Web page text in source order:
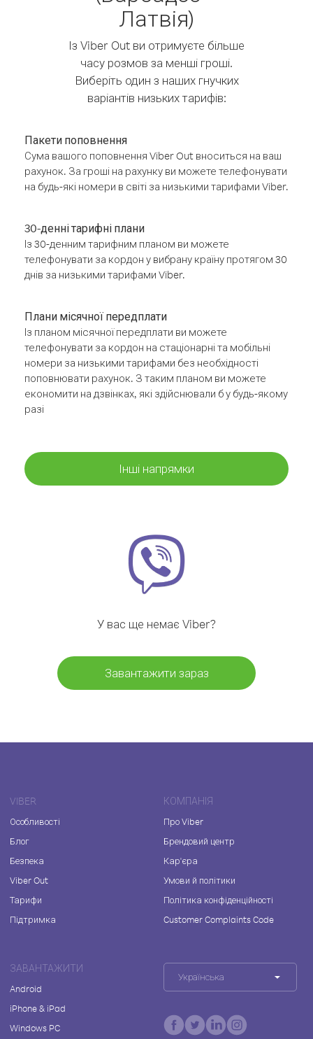
Латвія)
Із Viber Out ви отримуєте більше
часу розмов за менші гроші.
Виберіть один з наших гнучких
варіантів низьких тарифів:
Пакети поповнення
Сума вашого поповнення Viber Out вноситься на ваш
рахунок. За гроші на рахунку ви можете телефонувати
на будь-які номери в світі за низькими тарифами Viber.
30-денні тарифні плани
Із 30-денним тарифним планом ви можете
телефонувати за кордон у вибрану країну протягом 30
днів за низькими тарифами Viber.
Плани місячної передплати
Із планом місячної передплати ви можете
телефонувати за кордон на стаціонарні та мобільні
номери за низькими тарифами без необхідності
поповнювати рахунок. З таким планом ви можете
економити на дзвінках, які здійснювали б у будь-якому
разі
Інші напрямки
У вас ще немає Viber?
Завантажити зараз
VIBER
Особливості
Блог
Безпека
Viber Out
Тарифи
Підтримка
КОМПАНІЯ
Про Viber
Брендовий центр
Кар'єра
Умови й політики
Політика конфіденційності
Customer Complaints Code
ЗАВАНТАЖИТИ
Android
iPhone & iPad
Windows PC
Українська